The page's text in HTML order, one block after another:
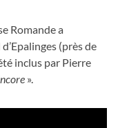
Romande a
(près de
inclus par Pierre
».